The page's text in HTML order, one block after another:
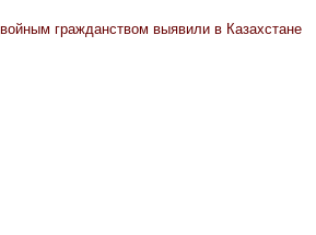
гражданством выявили в Казахстане